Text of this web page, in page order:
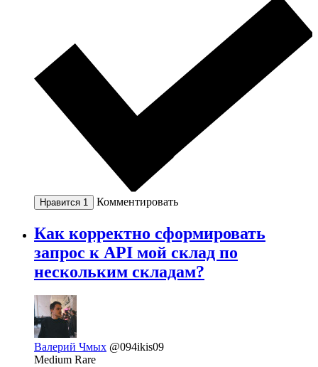
Нравится 1 Комментировать
Как корректно сформировать
запрос к API мой склад по
нескольким складам?
Валерий Чмых @094ikis09
Medium Rare